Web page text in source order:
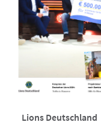
Lions Deutschland